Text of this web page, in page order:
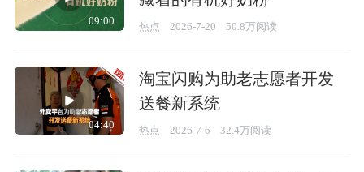
09:00 热点 2026-7-20 50.8万阅读
04:40
淘宝闪购为助老志愿者开发
送餐新系统
热点 2026-7-6 32.4万阅读